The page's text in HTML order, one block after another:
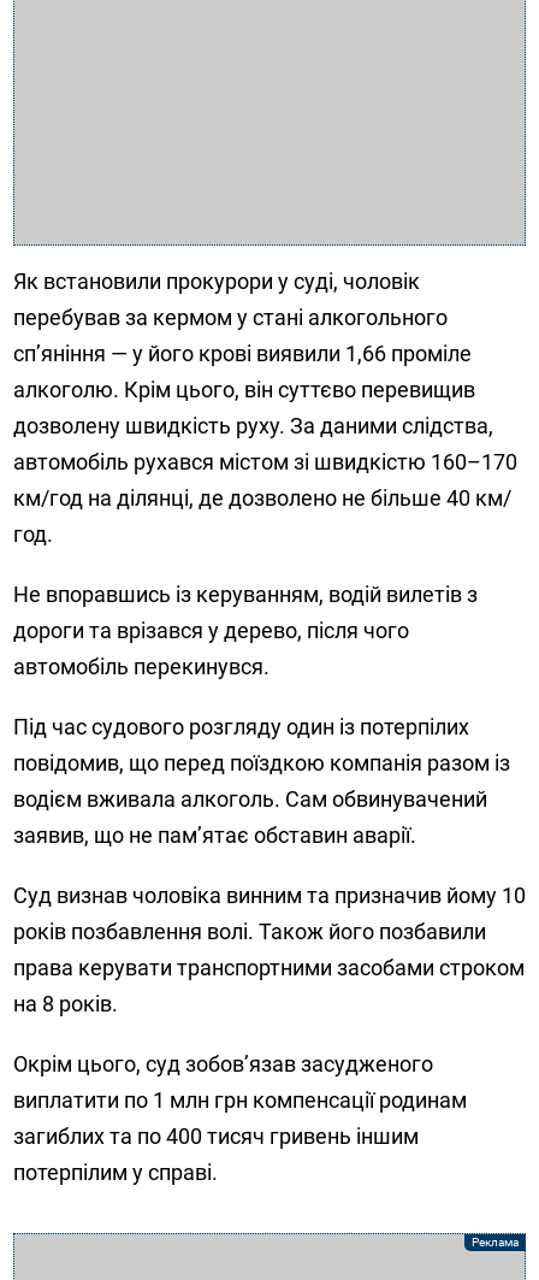
Як встановили прокурори у суді, чоловік
перебував за кермом у стані алкогольного
сп’яніння — у його крові виявили 1,66 проміле
алкоголю. Крім цього, він суттєво перевищив
дозволену швидкість руху. За даними слідства,
автомобіль рухався містом зі швидкістю 160–170
км/год на ділянці, де дозволено не більше 40 км/
год.
Не впоравшись із керуванням, водій вилетів з
дороги та врізався у дерево, після чого
автомобіль перекинувся.
Під час судового розгляду один із потерпілих
повідомив, що перед поїздкою компанія разом із
водієм вживала алкоголь. Сам обвинувачений
заявив, що не пам’ятає обставин аварії.
Суд визнав чоловіка винним та призначив йому 10
років позбавлення волі. Також його позбавили
права керувати транспортними засобами строком
на 8 років.
Окрім цього, суд зобов’язав засудженого
виплатити по 1 млн грн компенсації родинам
загиблих та по 400 тисяч гривень іншим
потерпілим у справі.